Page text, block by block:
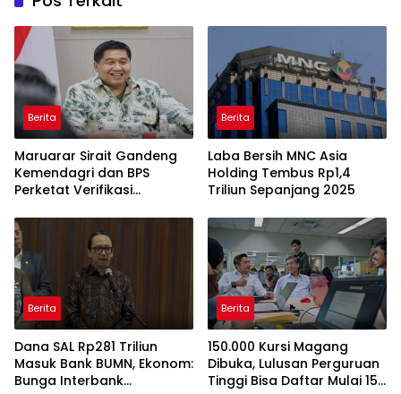
Berita
Maruarar Sirait Gandeng
Kemendagri dan BPS
Perketat Verifikasi
Rumah BSPS
Berita
Laba Bersih MNC Asia
Holding Tembus Rp1,4
Triliun Sepanjang 2025
Berita
Dana SAL Rp281 Triliun
Masuk Bank BUMN, Ekonom:
Bunga Interbank
Berita
150.000 Kursi Magang
Dibuka, Lulusan Perguruan
Tinggi Bisa Daftar Mulai 15